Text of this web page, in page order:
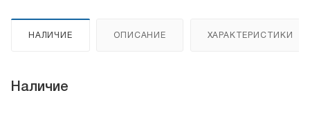
НАЛИЧИЕ ОПИСАНИЕ ХАРАКТЕРИСТИКИ
Наличие